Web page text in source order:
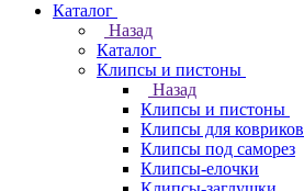
Каталог
Назад
Каталог
Клипсы и пистоны
Назад
Клипсы и пистоны
Клипсы для ковриков
Клипсы под саморез
Клипсы-елочки